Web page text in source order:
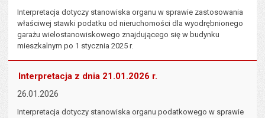
Interpretacja dotyczy stanowiska organu w sprawie zastosowania
właściwej stawki podatku od nieruchomości dla wyodrębnionego
garażu wielostanowiskowego znajdującego się w budynku
mieszkalnym po 1 stycznia 2025 r.
Interpretacja z dnia 21.01.2026 r.
26.01.2026
Interpretacja dotyczy stanowiska organu podatkowego w sprawie